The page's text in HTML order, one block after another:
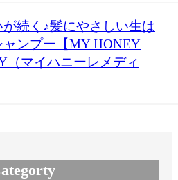
が続く♪髪にやさしい生は
ャンプー【MY HONEY
（マイハニーレメディ